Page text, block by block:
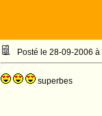
Posté le 28-09-2006
superbes